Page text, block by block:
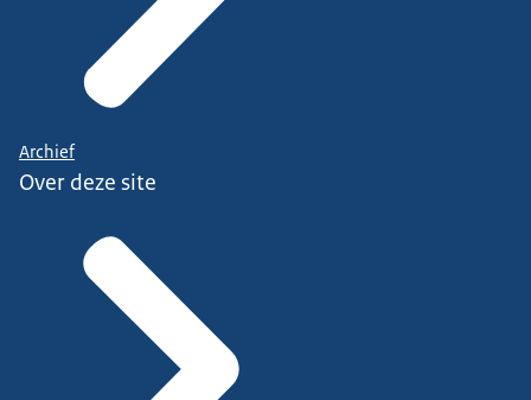
Archief
Over deze site